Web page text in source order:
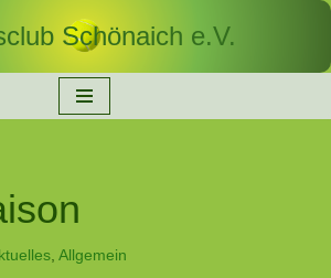
Schönaich e.V.
, Allgemein